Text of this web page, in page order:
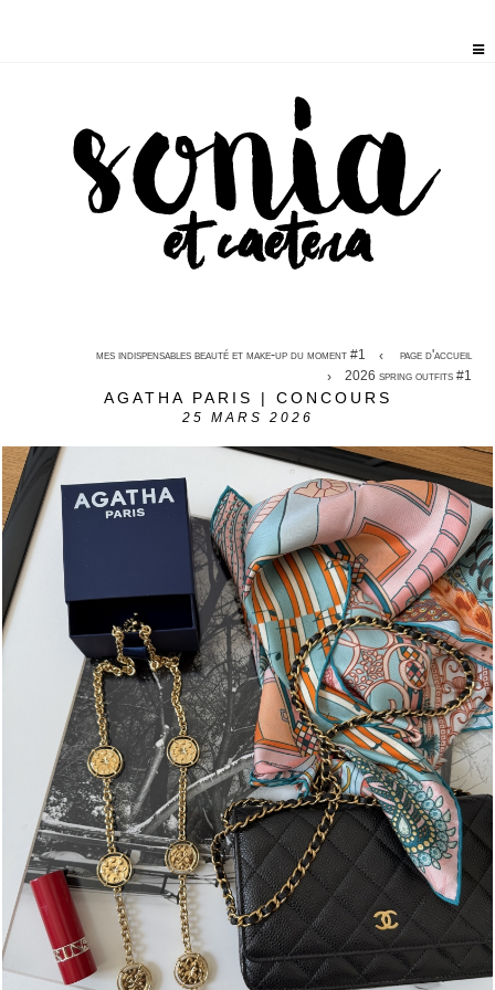
mes indispensables beauté et make-up du moment #1
page d'accueil
2026 spring outfits #1
AGATHA PARIS | CONCOURS
25 MARS 2026